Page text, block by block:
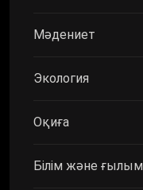
Мәдениет
Экология
Оқиға
Білім және ғылым